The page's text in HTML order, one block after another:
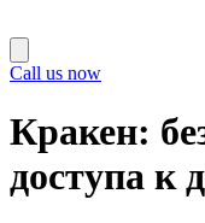
Call us now
Кракен:
доступа к